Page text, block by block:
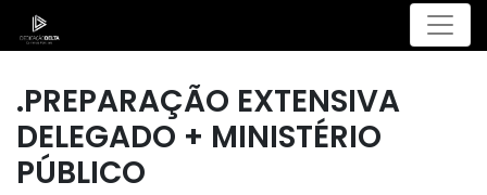
Menu
.PREPARAÇÃO EXTENSIVA
DELEGADO + MINISTÉRIO
PÚBLICO